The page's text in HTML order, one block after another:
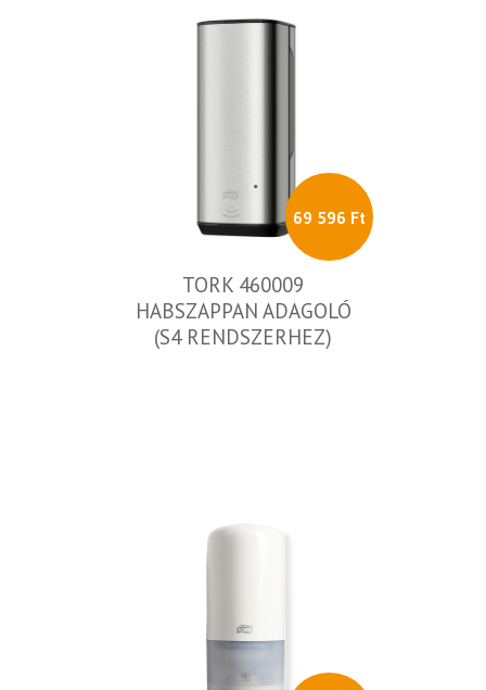
69 596 Ft
TORK 460009
HABSZAPPAN ADAGOLÓ
(S4 RENDSZERHEZ)